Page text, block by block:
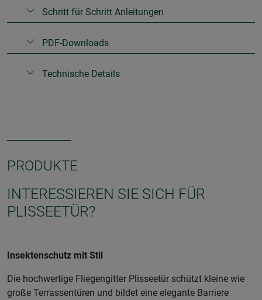
Schritt für Schritt Anleitungen
PDF-Downloads
Technische Details
PRODUKTE
INTERESSIEREN SIE SICH FÜR
PLISSEETÜR?
Insektenschutz mit Stil
Die hochwertige Fliegengitter Plisseetür schützt kleine wie
große Terrassentüren und bildet eine elegante Barriere